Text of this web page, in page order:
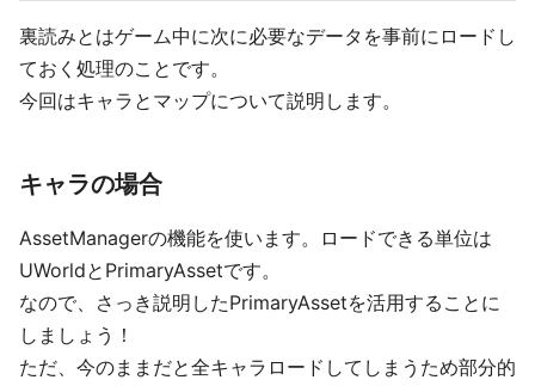
裏読みとはゲーム中に次に必要なデータを事前にロードし
ておく処理のことです。
今回はキャラとマップについて説明します。
キャラの場合
AssetManagerの機能を使います。ロードできる単位は
UWorldとPrimaryAssetです。
なので、さっき説明したPrimaryAssetを活用することに
しましょう！
ただ、今のままだと全キャラロードしてしまうため部分的